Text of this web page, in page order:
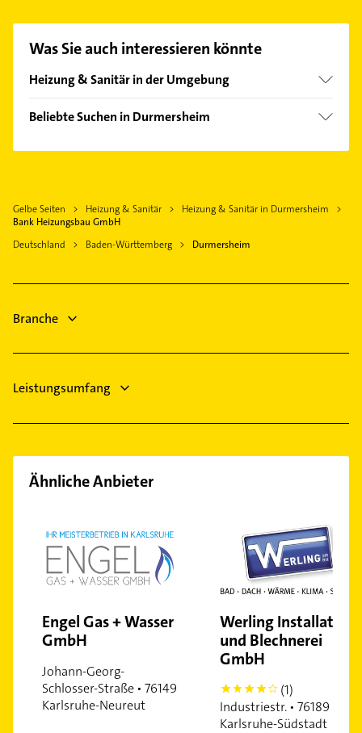
finden Sie alleKontaktdaten.
Was Sie auch interessieren könnte
Heizung & Sanitär in der Umgebung
Rheinstetten
Rastatt
Hagenbach Pfalz
Gaggenau
Karlsruhe
Waldbronn
Beliebte Suchen in Durmersheim
Fensterbauer
Bauunternehmen
Klempner
Sanitärinstallation
Gelbe Seiten Heizung & Sanitär
Heizung & Sanitär in Durmersheim
Bank Heizungsbau GmbH
Deutschland
Baden-Württemberg Durmersheim
Branche
Leistungsumfang
Ähnliche Anbieter
Engel Gas + Wasser
GmbH
Johann-Georg-
Schlosser-Straße • 76149
Karlsruhe-Neureut
Werling Installation
und Blechnerei
GmbH
4
(1)
Industriestr. • 76189
Karlsruhe-Südstadt